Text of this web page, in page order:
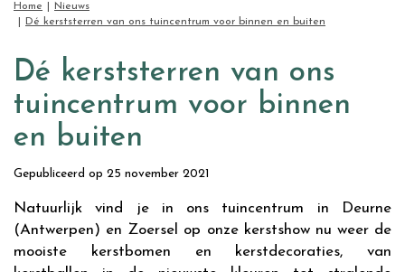
Home
Nieuws
Dé kerststerren van ons tuincentrum voor binnen en buiten
Dé kerststerren van ons
tuincentrum voor binnen
en buiten
Gepubliceerd op 25 november 2021
Natuurlijk vind je in ons tuincentrum in Deurne
(Antwerpen) en Zoersel op onze kerstshow nu weer de
mooiste kerstbomen en kerstdecoraties, van